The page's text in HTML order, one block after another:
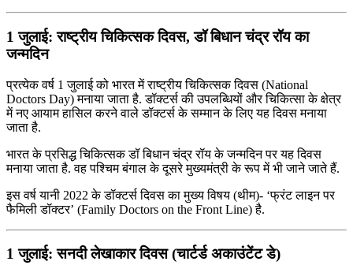
1 जुलाई: राष्ट्रीय चिकित्सक दिवस, डॉ बिधान चंद्र रॉय का
जन्मदिन
प्रत्येक वर्ष 1 जुलाई को भारत में राष्ट्रीय चिकित्सक दिवस (National
Doctors Day) मनाया जाता है. डॉक्टर्स की उपलब्धियों और चिकित्सा के क्षेत्र
में नए आयाम हासिल करने वाले डॉक्टर्स के सम्मान के लिए यह दिवस मनाया
जाता है.
भारत के प्रसिद्ध चिकित्सक डॉ बिधान चंद्र रॉय के जन्मदिन पर यह दिवस
मनाया जाता है. वह पश्चिम बंगाल के दूसरे मुख्यमंत्री के रूप में भी जाने जाते हैं.
इस वर्ष यानी 2022 के डॉक्‍टर्स दिवस का मुख्य विषय (थीम)- ‘फ्रंट लाइन पर
फैमिली डॉक्टर’ (Family Doctors on the Front Line) है.
1 जुलाई: सनदी लेखाकार दिवस (चार्टर्ड अकाउंटेंट डे)